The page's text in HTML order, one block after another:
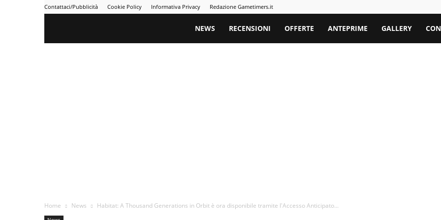
Contattaci/Pubblicità Cookie Policy Informativa Privacy Redazione Gametimers.it
Gametimers
NEWS RECENSIONI OFFERTE ANTEPRIME GALLERY
Home News Habitat: A Thousand Generations in Orbit è ora disponibile tramite l'Accesso Anticipato...